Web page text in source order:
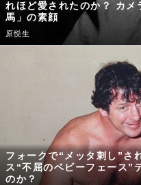
れほど愛されたのか？ カメ
馬」の素顔
原悦生
フォークで“メッタ刺し”さ
ス“不屈のベビーフェース”
のか？